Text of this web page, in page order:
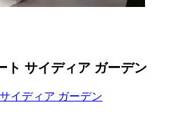
ト サイディア ガーデン
イディア ガーデン